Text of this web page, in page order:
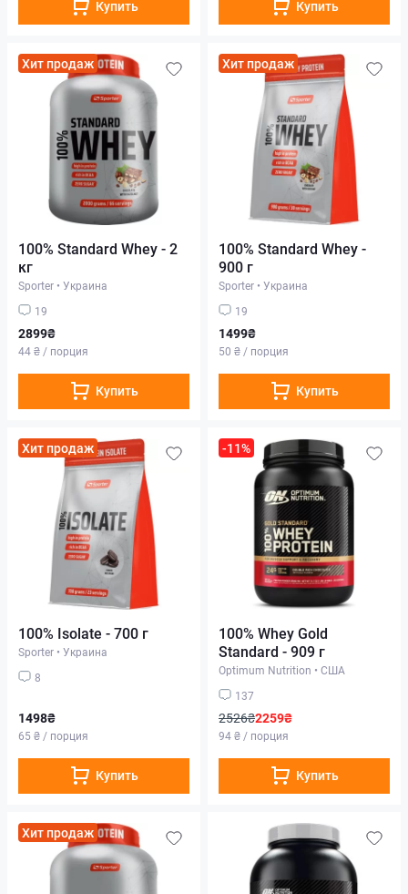
Купить Купить
Хит продаж
100% Standard Whey - 2
кг
Sporter • Украина
19
2899₴
44 ₴ / порция
Купить
Хит продаж
100% Standard Whey -
900 г
Sporter • Украина
19
1499₴
50 ₴ / порция
Купить
Хит продаж
100% Isolate - 700 г
Sporter • Украина
8
1498₴
65 ₴ / порция
Купить
-11%
100% Whey Gold
Standard - 909 г
Optimum Nutrition • США
137
2526₴2259₴
94 ₴ / порция
Купить
Хит продаж